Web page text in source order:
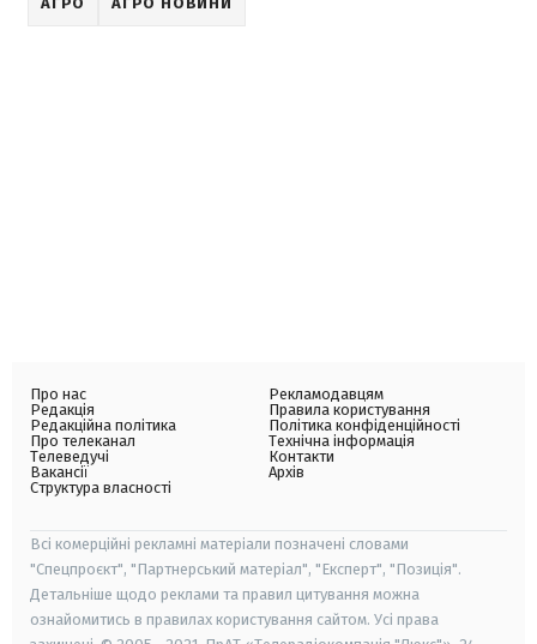
Про нас
Редакція
Редакційна політика
Про телеканал
Телеведучі
Вакансії
Структура власності
Рекламодавцям
Правила користування
Політика конфіденційності
Технічна інформація
Контакти
Архів
Всі комерційні рекламні матеріали позначені словами
"Спецпроєкт", "Партнерський матеріал", "Експерт", "Позиція".
Детальніше щодо реклами та правил цитування можна
ознайомитись в правилах користування сайтом. Усі права